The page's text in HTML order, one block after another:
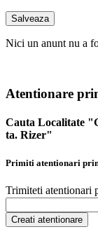
Nici un anunt nu a
Atentionare
Cauta Localitate
ta. Rizer"
Primiti atentionari
Trimiteti atentionari